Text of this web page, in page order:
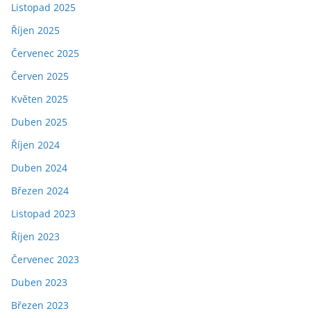
Listopad 2025
Říjen 2025
Červenec 2025
Červen 2025
Květen 2025
Duben 2025
Říjen 2024
Duben 2024
Březen 2024
Listopad 2023
Říjen 2023
Červenec 2023
Duben 2023
Březen 2023